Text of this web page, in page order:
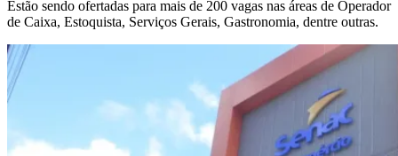
Estão sendo ofertadas para mais de 200 vagas nas áreas de Operador
de Caixa, Estoquista, Serviços Gerais, Gastronomia, dentre outras.